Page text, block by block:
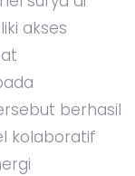
akses
berhasil
kolaboratif